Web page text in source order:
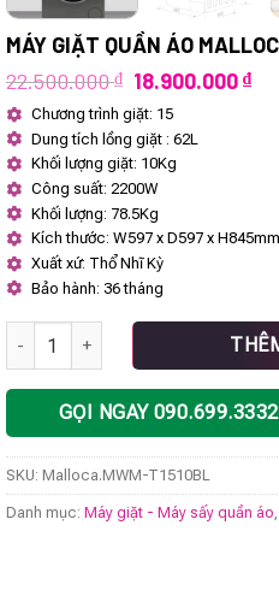
MÁY GIẶT QUẦN ÁO
22.500.000₫ Giá
gốc
là:
22.500.000 ₫.
18.900.000₫Giá
Chương trình giặt: 15
Dung tích lồng giặt : 62L
Khối lượng giặt: 10Kg
Công suất: 2200W
Khối lượng: 78.5Kg
Kích thước: W597 x D597 x H845mm
Xuất xứ: Thổ Nhĩ Kỳ
Bảo hành: 36 tháng
Máy giặt quần áo Malloca MWM-
GỌI NGAY 090.699.3332
SKU: Malloca.MWM-T1510BL
Danh mục: Máy giặt - Máy sấy quần áo,